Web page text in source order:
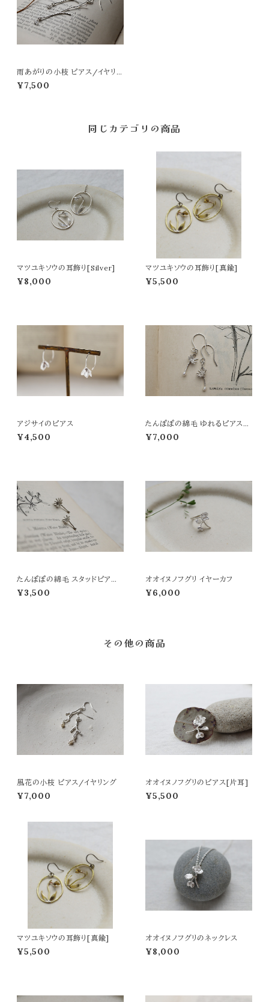
雨あがりの小枝 ピアス/イヤリン
グ
¥7,500
同じカテゴリの商品
マツユキソウの耳飾り[Silver]
¥8,000
マツユキソウの耳飾り[真鍮]
¥5,500
アジサイのピアス
¥4,500
たんぽぽの綿毛 ゆれるピアス/
イヤリング
¥7,000
たんぽぽの綿毛 スタッドピアス
[片耳]
¥3,500
オオイヌノフグリ イヤーカフ
¥6,000
その他の商品
風花の小枝 ピアス/イヤリング
¥7,000
オオイヌノフグリのピアス[片耳]
¥5,500
マツユキソウの耳飾り[真鍮]
¥5,500
オオイヌノフグリのネックレス
¥8,000